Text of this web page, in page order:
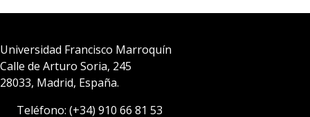
Universidad Francisco Marroquín
Calle de Arturo Soria, 245
28033, Madrid, España.
Teléfono: (+34) 910 66 81 53